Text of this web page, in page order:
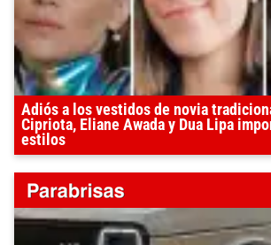
Adiós a los vestidos de novia
Cipriota, Eliane Awada y Dua Lipa
estilos